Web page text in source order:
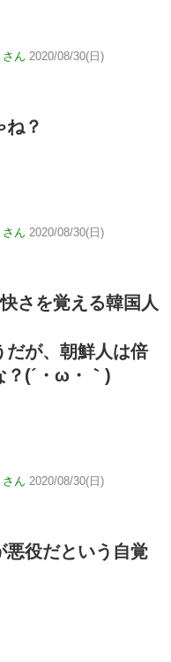
ん 2020/08/30(日)
ね？
ん 2020/08/30(日)
さを覚える韓国人
だが、朝鮮人は倍
？(´・ω・｀)
ん 2020/08/30(日)
悪役だという自覚